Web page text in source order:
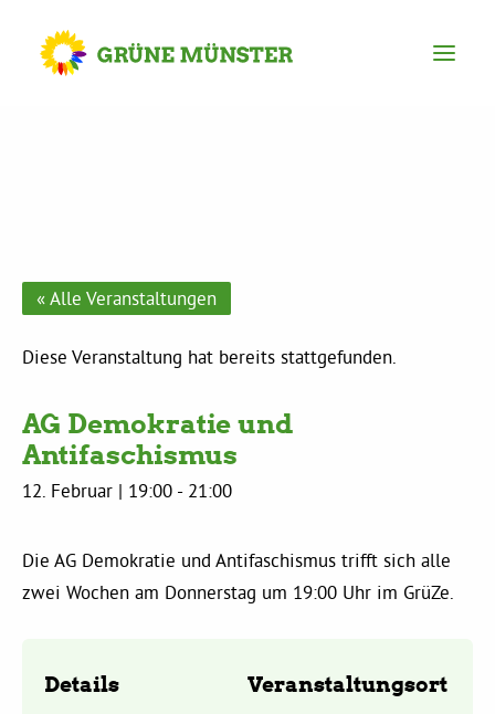
Kreisgeschäftsstelle
Mitgliederversammlung
Ortsverbände
Kommissionen
Satzung
« Alle Veranstaltungen
Diese Veranstaltung hat bereits stattgefunden.
AG Demokratie und
Antifaschismus
12. Februar | 19:00 - 21:00
Die AG Demokratie und Antifaschismus trifft sich alle
zwei Wochen am Donnerstag um 19:00 Uhr im GrüZe.
Details Veranstaltungsort